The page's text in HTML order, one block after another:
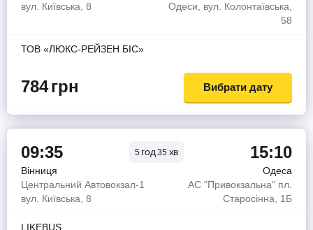
вул. Київська, 8
Одеси, вул. Колонтаївська,
58
ТОВ «ЛЮКС-РЕЙЗЕН БІС»
784грн Вибрати дату
09:35 5 год35 хв 15:10
Вінниця
Одеса
Центральний Автовокзал-1
вул. Київська, 8
АС "Привокзальна" пл.
Старосінна, 1Б
LIKEBUS